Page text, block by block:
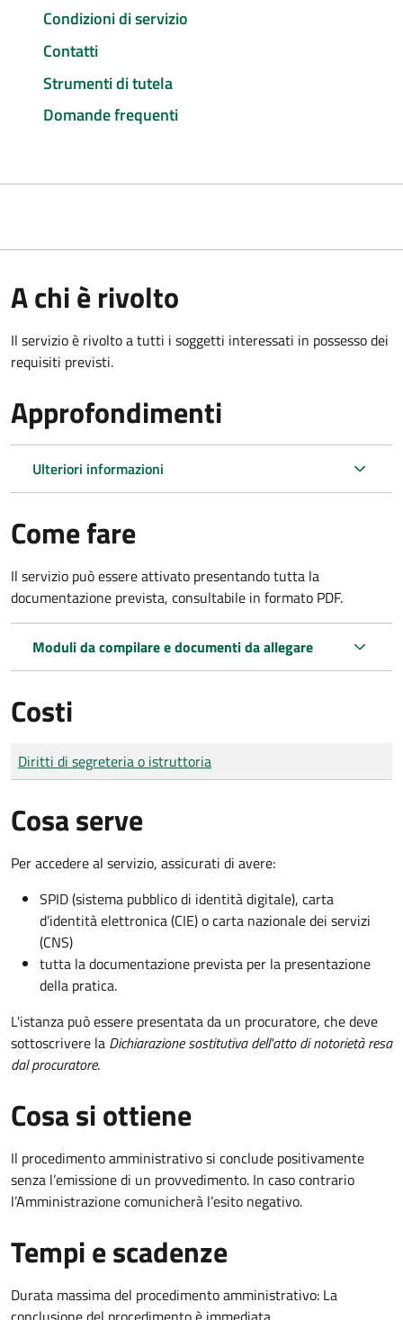
Condizioni di servizio
Contatti
Strumenti di tutela
Domande frequenti
A chi è rivolto
Il servizio è rivolto a tutti i soggetti interessati in possesso dei
requisiti previsti.
Approfondimenti
Ulteriori informazioni
Come fare
Il servizio può essere attivato presentando tutta la
documentazione prevista, consultabile in formato PDF.
Moduli da compilare e documenti da allegare
Costi
Tipo di pagamento
Importo
Diritti di segreteria o istruttoria
Cosa serve
Per accedere al servizio, assicurati di avere:
SPID (sistema pubblico di identità digitale), carta
d’identità elettronica (CIE) o carta nazionale dei servizi
(CNS)
tutta la documentazione prevista per la presentazione
della pratica.
L'istanza può essere presentata da un procuratore, che deve
sottoscrivere la Dichiarazione sostitutiva dell'atto di notorietà resa
dal procuratore.
Cosa si ottiene
Il procedimento amministrativo si conclude positivamente
senza l’emissione di un provvedimento. In caso contrario
l’Amministrazione comunicherà l’esito negativo.
Tempi e scadenze
Durata massima del procedimento amministrativo: La